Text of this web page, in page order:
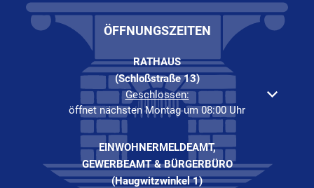
ÖFFNUNGSZEITEN
RATHAUS
(Schloßstraße 13)
Klicken, um weitere Öffnungs- oder Schließzeiten
Geschlossen:
öffnet nächsten Montag um 08:00 Uhr
EINWOHNERMELDEAMT,
GEWERBEAMT & BÜRGERBÜRO
(Haugwitzwinkel 1)